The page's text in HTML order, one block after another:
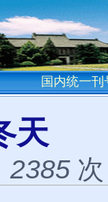
国内统一
冬
2385 次